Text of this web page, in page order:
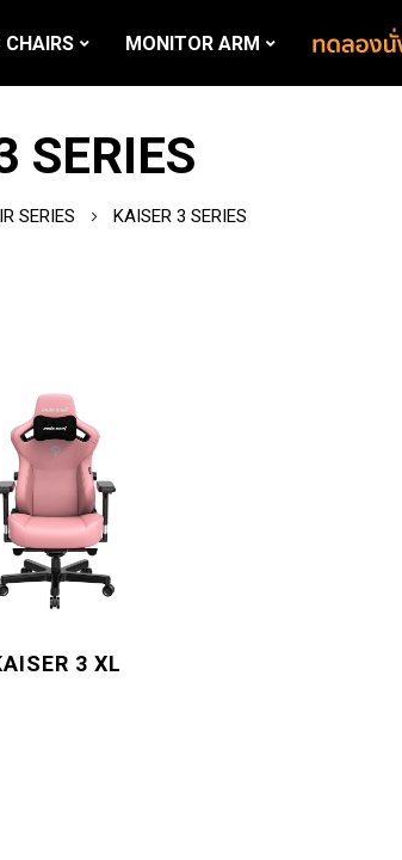
CHAIRS MONITOR ARM
SERIES
SERIES KAISER 3 SERIES
3 XL